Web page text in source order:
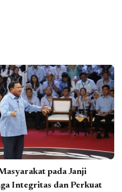
pada Janji
Integritas dan Perkuat